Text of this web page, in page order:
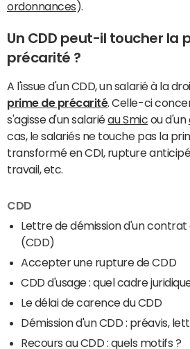
ordonnances ).
Un CDD peut-il toucher la
précarité ?
A l'issue d'un CDD, un salarié à la
prime de précarité. Celle-ci
s'agisse d'un salariéau Smic ou d'un
cas, le salariés ne touche pas la
transformé en CDI, rupture
travail, etc.
CDD
Lettre de démission d'un
(CDD)
Accepter une rupture de CDD
CDD d'usage : quel cadre
Le délai de carence du CDD
Démission d'un CDD : préavis,
Recours au CDD : quels motifs ?